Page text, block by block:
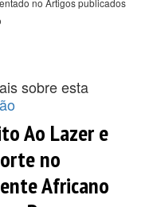
sobre esta
Ao Lazer e
no
Africano